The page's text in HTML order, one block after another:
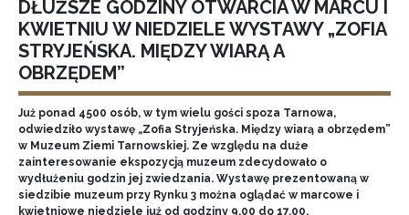
DŁUŻSZE GODZINY OTWARCIA W MARCU I
KWIETNIU W NIEDZIELE WYSTAWY „ZOFIA
STRYJEŃSKA. MIĘDZY WIARĄ A
OBRZĘDEM”
Już ponad 4500 osób, w tym wielu gości spoza Tarnowa,
odwiedziło wystawę „Zofia Stryjeńska. Między wiarą a obrzędem”
w Muzeum Ziemi Tarnowskiej. Ze względu na duże
zainteresowanie ekspozycją muzeum zdecydowało o
wydłużeniu godzin jej zwiedzania. Wystawę prezentowaną w
siedzibie muzeum przy Rynku 3 można oglądać w marcowe i
kwietniowe niedziele już od godziny 9.00 do 17.00.